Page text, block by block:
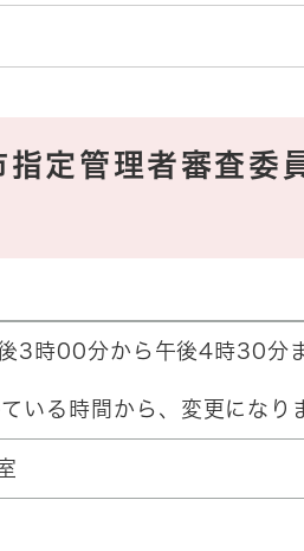
定管理者審査委
3時00分から午後4時30分
る時間から、変更になり